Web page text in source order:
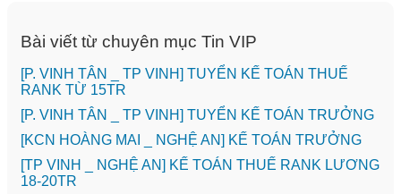
Bài viết từ chuyên mục Tin VIP
[P. VINH TÂN _ TP VINH] TUYỂN KẾ TOÁN THUẾ
RANK TỪ 15TR
[P. VINH TÂN _ TP VINH] TUYỂN KẾ TOÁN TRƯỞNG
️[KCN HOÀNG MAI _ NGHỆ AN] KẾ TOÁN TRƯỞNG
[TP VINH _ NGHỆ AN] KẾ TOÁN THUẾ RANK LƯƠNG
18-20TR